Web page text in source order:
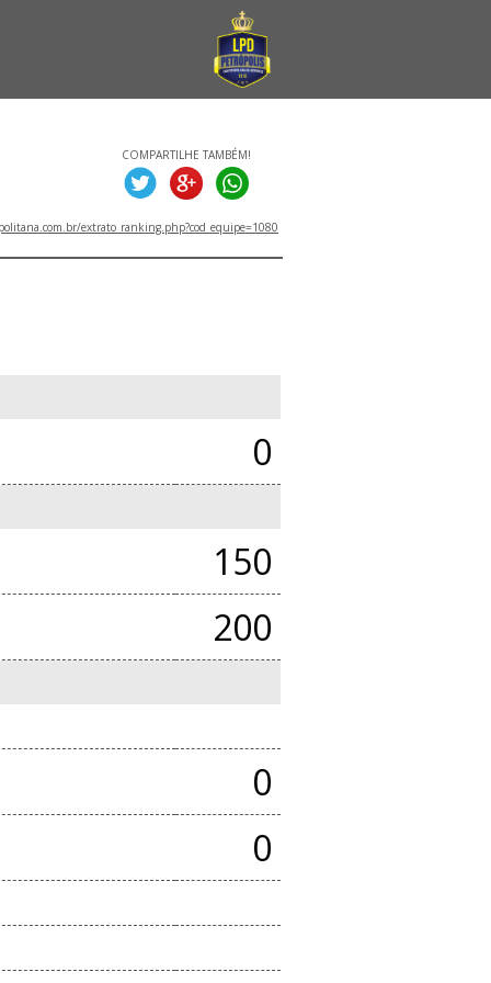
COMPARTILHE TAMBÉM!
extrato_ranking.php?cod_equipe=1080
0
150
200
0
0